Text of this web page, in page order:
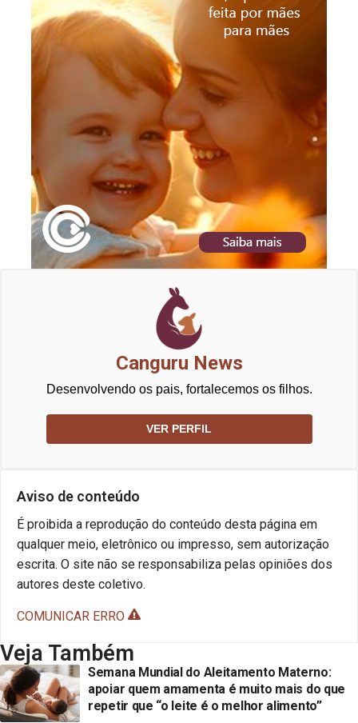
Canguru News
Desenvolvendo os pais, fortalecemos os filhos.
VER PERFIL
Aviso de conteúdo
É proibida a reprodução do conteúdo desta página em
qualquer meio, eletrônico ou impresso, sem autorização
escrita. O site não se responsabiliza pelas opiniões dos
autores deste coletivo.
COMUNICAR ERRO
Veja Também
Semana Mundial do Aleitamento Materno:
apoiar quem amamenta é muito mais do que
repetir que “o leite é o melhor alimento”